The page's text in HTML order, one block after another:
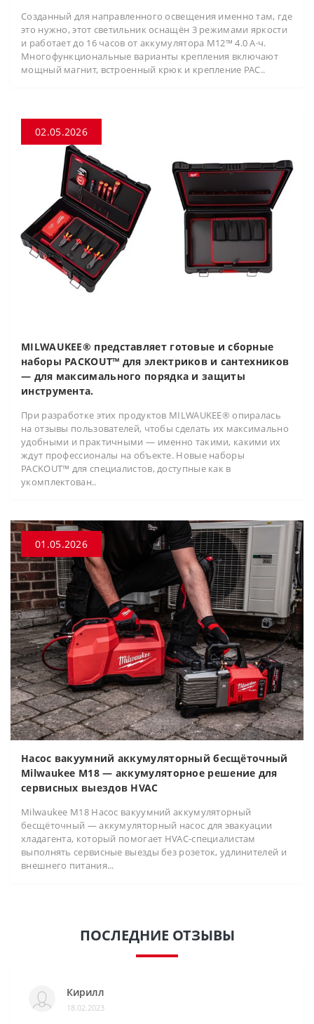
Созданный для направленного освещения именно там, где
это нужно, этот светильник оснащён 3 режимами яркости
и работает до 16 часов от аккумулятора M12™ 4.0 А·ч.
Многофункциональные варианты крепления включают
мощный магнит, встроенный крюк и крепление PAC..
02.05.2026
MILWAUKEE® представляет готовые и сборные
наборы PACKOUT™ для электриков и сантехников
— для максимального порядка и защиты
инструмента.
При разработке этих продуктов MILWAUKEE® опиралась
на отзывы пользователей, чтобы сделать их максимально
удобными и практичными — именно такими, какими их
ждут профессионалы на объекте. Новые наборы
PACKOUT™ для специалистов, доступные как в
укомплектован..
01.05.2026
Насос вакуумний аккумуляторный бесщёточный
Milwaukee M18 — аккумуляторное решение для
сервисных выездов HVAC
Milwaukee M18 Насос вакуумний аккумуляторный
бесщёточный — аккумуляторный насос для эвакуации
хладагента, который помогает HVAC-специалистам
выполнять сервисные выезды без розеток, удлинителей и
внешнего питания...
ПОСЛЕДНИЕ ОТЗЫВЫ
Кирилл
18.02.2023